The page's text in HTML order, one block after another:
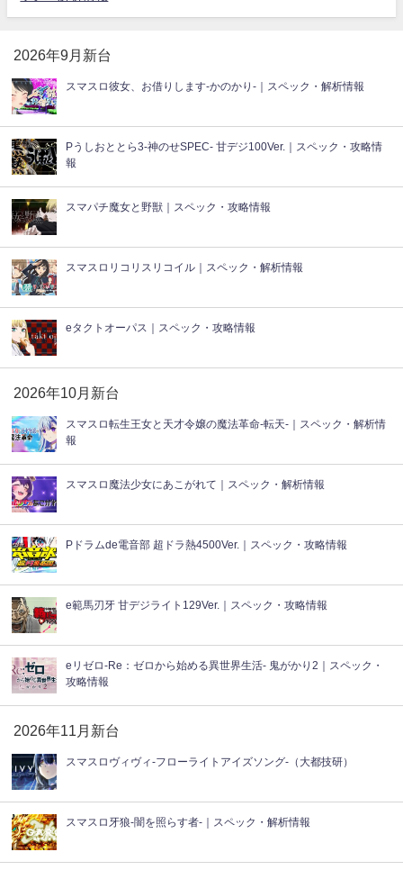
2026年9月新台
スマスロ彼女、お借りします-かのかり-｜スペック・解析情報
Pうしおととら3-神のせSPEC- 甘デジ100Ver.｜スペック・攻略情
報
スマパチ魔女と野獣｜スペック・攻略情報
スマスロリコリスリコイル｜スペック・解析情報
eタクトオーパス｜スペック・攻略情報
2026年10月新台
スマスロ転生王女と天才令嬢の魔法革命-転天-｜スペック・解析情
報
スマスロ魔法少女にあこがれて｜スペック・解析情報
Pドラムde電音部 超ドラ熱4500Ver.｜スペック・攻略情報
e範馬刃牙 甘デジライト129Ver.｜スペック・攻略情報
eリゼロ-Re：ゼロから始める異世界生活- 鬼がかり2｜スペック・
攻略情報
2026年11月新台
スマスロヴィヴィ‐フローライトアイズソング‐（大都技研）
スマスロ牙狼-闇を照らす者-｜スペック・解析情報